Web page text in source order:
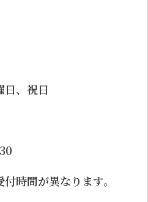
日、祝日
時間が異なります。